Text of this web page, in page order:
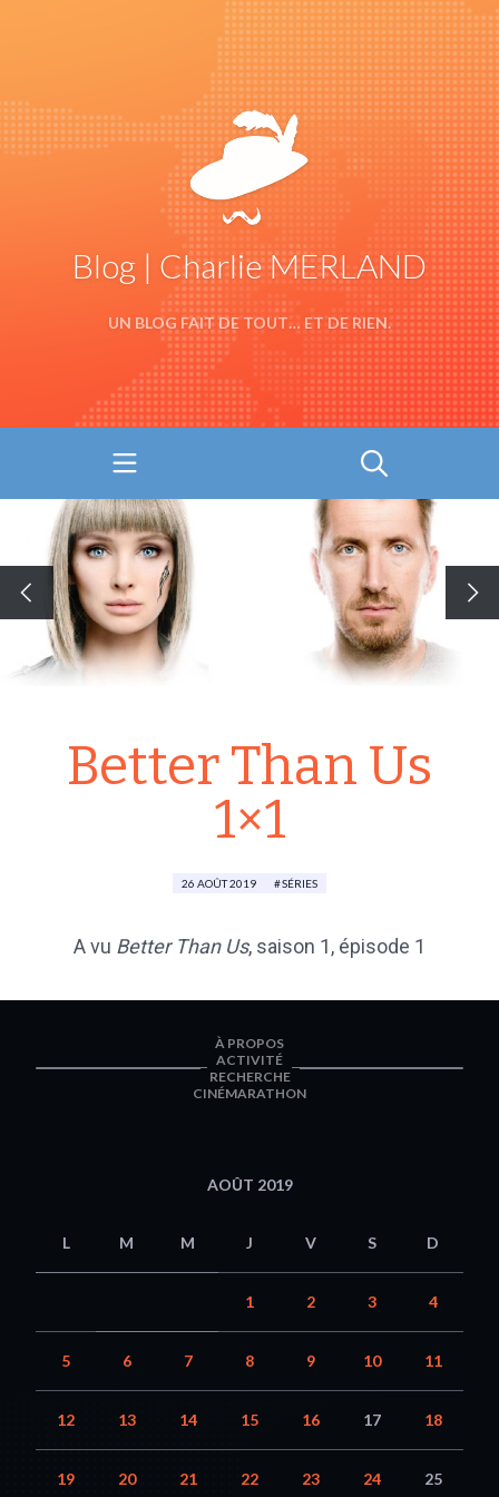
Blog | Charlie MERLAND
UN BLOG FAIT DE TOUT… ET DE RIEN.
Better Than Us
1×1
26 AOÛT 2019 SÉRIES
A vu Better Than Us, saison 1, épisode 1
À PROPOS
ACTIVITÉ
RECHERCHE
CINÉMARATHON
AOÛT 2019
L M M J V S D
1 2 3 4
5 6 7 8 9 10 11
12 13 14 15 16 17 18
19 20 21 22 23 24 25